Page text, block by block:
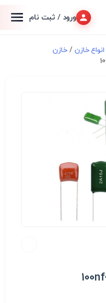
ورود / ثبت نام
انواع خازن /خازن